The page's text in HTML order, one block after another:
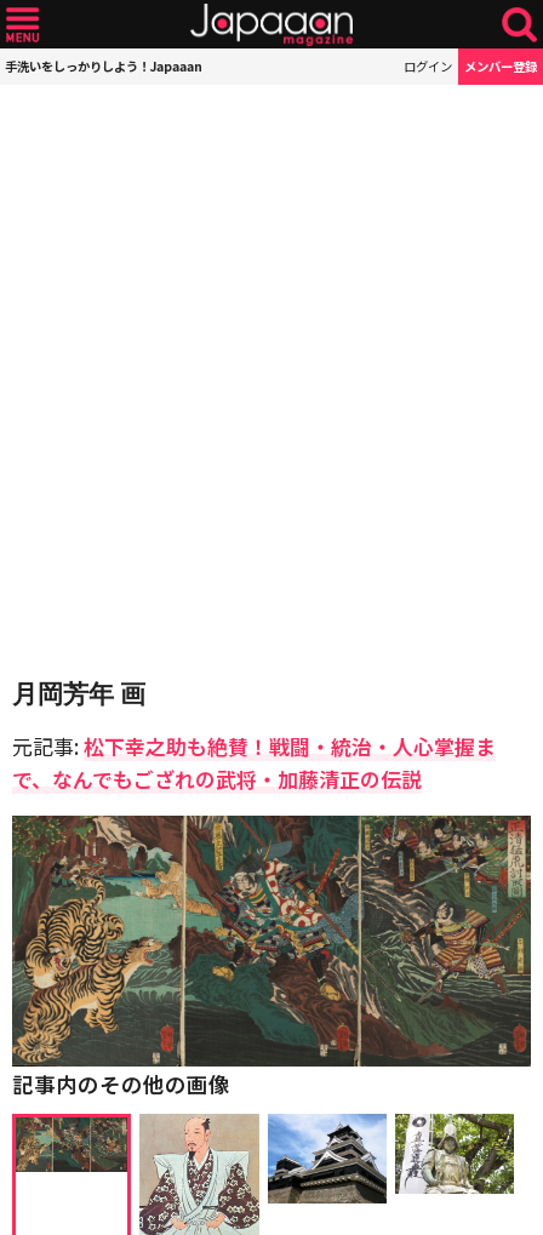
手洗いをしっかりしよう！Japaaan ログイン メンバー登録
月岡芳年 画
元記事:松下幸之助も絶賛！戦闘・統治・人心掌握ま
で、なんでもござれの武将・加藤清正の伝説
記事内のその他の画像